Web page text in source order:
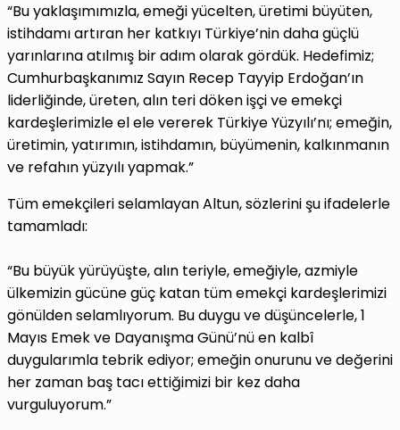
“Bu yaklaşımımızla, emeği yücelten, üretimi büyüten,
istihdamı artıran her katkıyı Türkiye’nin daha güçlü
yarınlarına atılmış bir adım olarak gördük. Hedefimiz;
Cumhurbaşkanımız Sayın Recep Tayyip Erdoğan’ın
liderliğinde, üreten, alın teri döken işçi ve emekçi
kardeşlerimizle el ele vererek Türkiye Yüzyılı’nı; emeğin,
üretimin, yatırımın, istihdamın, büyümenin, kalkınmanın
ve refahın yüzyılı yapmak.”
Tüm emekçileri selamlayan Altun, sözlerini şu ifadelerle
tamamladı:
“Bu büyük yürüyüşte, alın teriyle, emeğiyle, azmiyle
ülkemizin gücüne güç katan tüm emekçi kardeşlerimizi
gönülden selamlıyorum. Bu duygu ve düşüncelerle, 1
Mayıs Emek ve Dayanışma Günü’nü en kalbî
duygularımla tebrik ediyor; emeğin onurunu ve değerini
her zaman baş tacı ettiğimizi bir kez daha
vurguluyorum.”